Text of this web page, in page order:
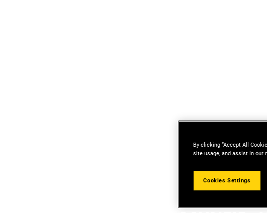
By clicking “Accept All
site usage, and assist in our
Cookies Settings